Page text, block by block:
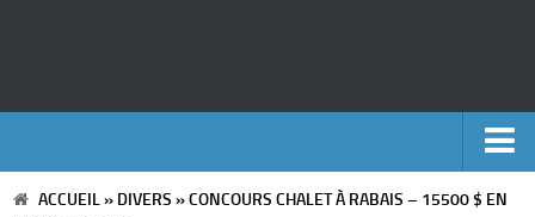
AccueilACCUEIL» DIVERS »CONCOURS CHALET À RABAIS – 15500 $ EN